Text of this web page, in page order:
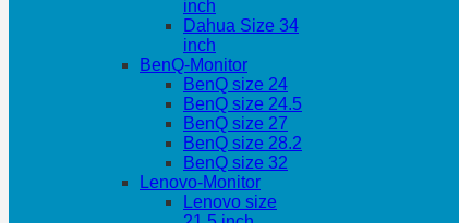
inch
Dahua Size 34
inch
BenQ-Monitor
BenQ size 24
BenQ size 24.5
BenQ size 27
BenQ size 28.2
BenQ size 32
Lenovo-Monitor
Lenovo size